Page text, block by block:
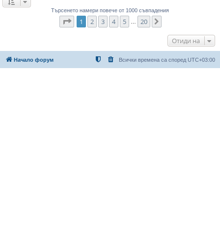
Търсенето намери повече от 1000 съвпадения
Страница1 от
1 2 3 4 5 20
Отиди на
Начало форум Всички времена са според UTC+03:00